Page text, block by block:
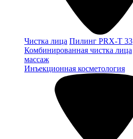
Чистка лица Пилинг PRX-T 33
Комбинированная чистка лица
массаж
Инъекционная косметология